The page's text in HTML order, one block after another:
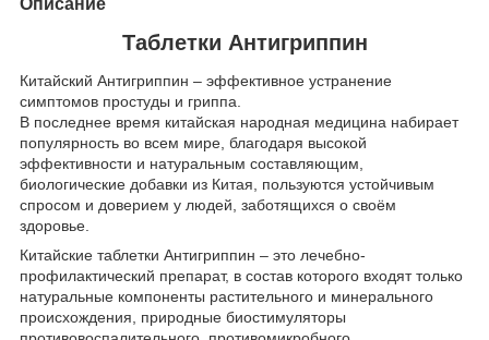
Таблетки Антигриппин
Китайский Антигриппин – эффективное устранение
симптомов простуды и гриппа.
В последнее время китайская народная медицина набирает
популярность во всем мире, благодаря высокой
эффективности и натуральным составляющим,
биологические добавки из Китая, пользуются устойчивым
спросом и доверием у людей, заботящихся о своём
здоровье.
Китайские таблетки Антигриппин – это лечебно-
профилактический препарат, в состав которого входят только
натуральные компоненты растительного и минерального
происхождения, природные биостимуляторы